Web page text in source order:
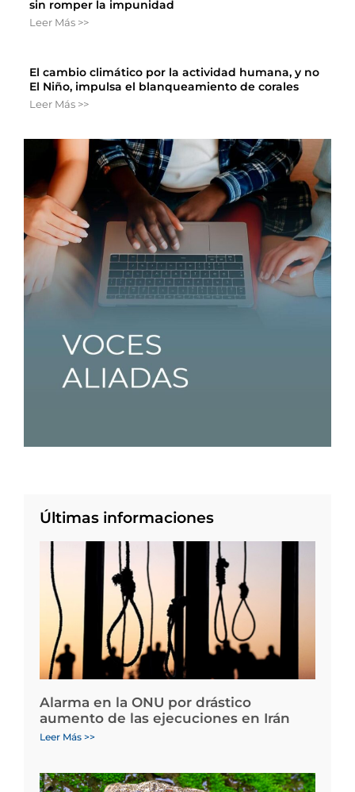
sin romper la impunidad
Leer Más >>
El cambio climático por la actividad humana, y no
El Niño, impulsa el blanqueamiento de corales
Leer Más >>
Últimas informaciones
Alarma en la ONU por drástico
aumento de las ejecuciones en Irán
Leer Más >>